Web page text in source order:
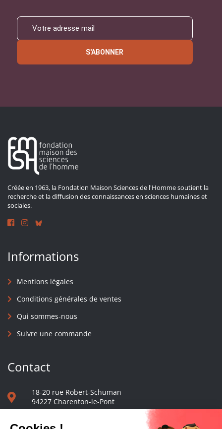
S'ABONNER
Créée en 1963, la Fondation Maison Sciences de l'Homme soutient la
recherche et la diffusion des connaissances en sciences humaines et
sociales.
Informations
Mentions légales
Conditions générales de ventes
Qui sommes-nous
Suivre une commande
Contact
18-20 rue Robert-Schuman
94227 Charenton-le-Pont